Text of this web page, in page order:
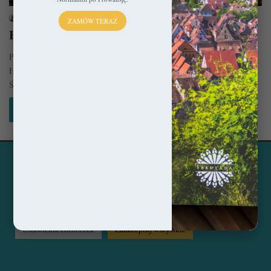
6 listopada 2025
Hrastovlje – Malowany kościół warowny
Pośród wijących się winorośli doliny Rižana, w ciszy słoweńskiej wsi
Hrastovlje, kryje się kamienna perła średniowiecza. Kościół Trójcy
Świętej (słoweń.…
© Copyright 2014 - 2026, All Rights Reserved by sekulada.com
PinterestInstagram
Ta strona korzysta z ciasteczek, aby świadczyć usługi na
najwyższym poziomie. Klikając opcję "Zaakceptuj wszystkie"
zgadzasz się na użycie wszystkich ciasteczek. Możesz również
przejść do "Ustawień Ciasteczek", aby zgodzić się tylko na
Czytaj więcej...
Ustawienia ciasteczek Zaakceptuj wszystkie
ZAMÓW TERAZ